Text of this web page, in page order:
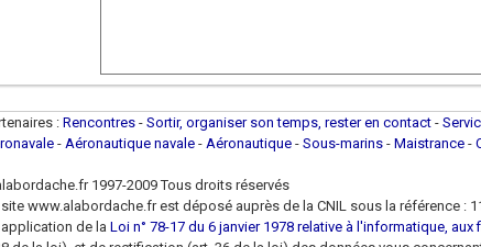
: Rencontres - Sortir, organiser son temps, rester en contact -
- Aéronautique navale - Aéronautique - Sous-marins - Maistrance -
1997-2009 Tous droits réservés
www.alabordache.fr est déposé auprès de la CNIL sous la référence :
application de la Loi n° 78-17 du 6 janvier 1978 relative à l'informatique,